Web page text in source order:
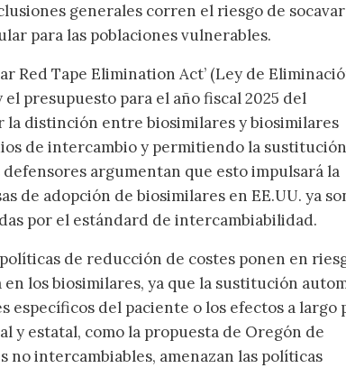
generales corren el riesgo de
para las poblaciones vulnerables.
Red Tape Elimination Act’ (Ley de
presupuesto para el año fiscal 2025 del
distinción entre biosimilares y biosimilares
de intercambio y permitiendo la
argumentan que esto impulsará la
de adopción de biosimilares en EE.UU. ya
por el estándard de intercambiabilidad.
de reducción de costes ponen en
los biosimilares, ya que la sustitución
del paciente o los efectos a largo
y estatal, como la propuesta de Oregón de
intercambiables, amenazan las políticas